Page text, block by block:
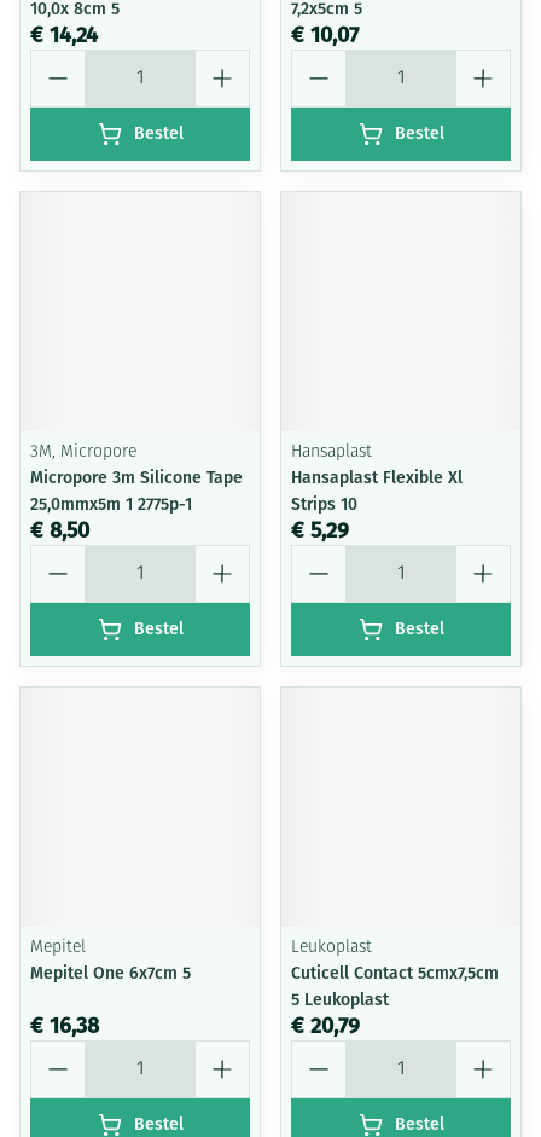
10,0x 8cm 5
€ 14,24
Bestel
7,2x5cm 5
€ 10,07
Bestel
3M, Micropore
Micropore 3m Silicone Tape
25,0mmx5m 1 2775p-1
€ 8,50
Bestel
Hansaplast
Hansaplast Flexible Xl
Strips 10
€ 5,29
Bestel
Mepitel
Mepitel One 6x7cm 5
€ 16,38
Bestel
Leukoplast
Cuticell Contact 5cmx7,5cm
5 Leukoplast
€ 20,79
Bestel